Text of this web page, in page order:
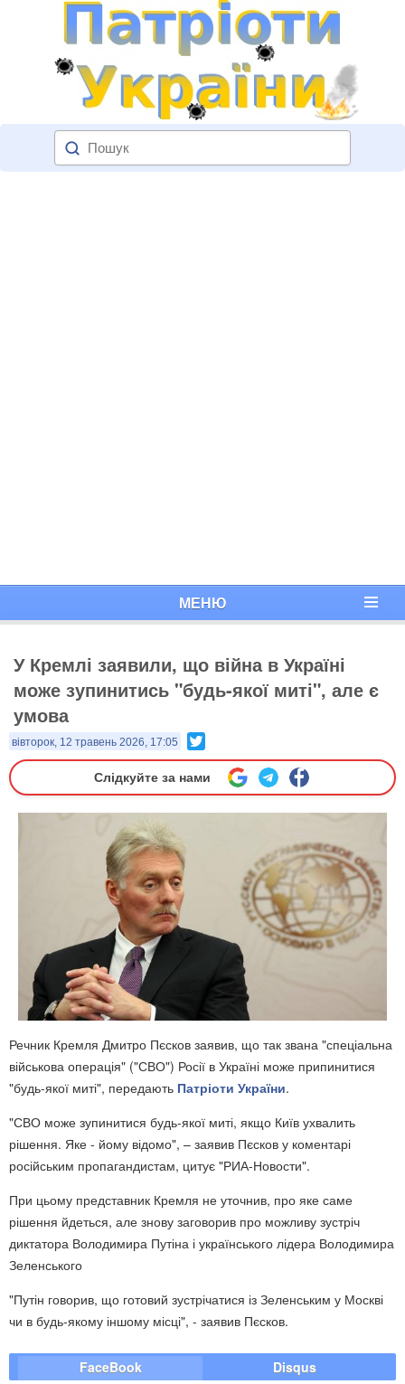
МЕНЮ
У Кремлі заявили, що війна в Україні
може зупинитись "будь-якої миті", але є
умова
вівторок, 12 травень 2026, 17:05
Слідкуйте за нами
Речник Кремля Дмитро Пєсков заявив, що так звана "спеціальна
військова операція" ("СВО") Росії в Україні може припинитися
"будь-якої миті", передають Патріоти України.
"СВО може зупинитися будь-якої миті, якщо Київ ухвалить
рішення. Яке - йому відомо", – заявив Пєсков у коментарі
російським пропагандистам, цитує "РИА-Новости".
При цьому представник Кремля не уточнив, про яке саме
рішення йдеться, але знову заговорив про можливу зустріч
диктатора Володимира Путіна і українського лідера Володимира
Зеленського
"Путін говорив, що готовий зустрічатися із Зеленським у Москві
чи в будь-якому іншому місці", - заявив Пєсков.
FaceBook Disqus